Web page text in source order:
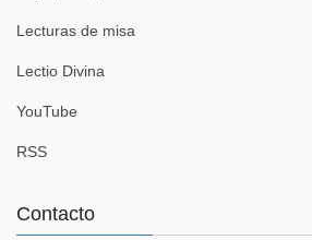
Lecturas de misa
Lectio Divina
YouTube
RSS
Contacto